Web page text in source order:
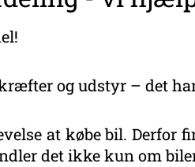
og udstyr – det
at købe bil. Derfor
det ikke kun om